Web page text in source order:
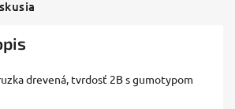
drevená, tvrdosť 2B s gumotypom